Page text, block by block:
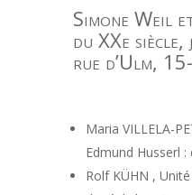
Simone Weil
du XXe siècle,
rue d’Ulm,
Maria VILLELA-
Edmund Husserl
Rolf KÜHN ,